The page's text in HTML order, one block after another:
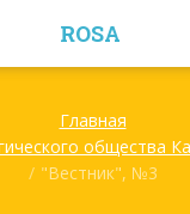
ROSA
Главная
общества
"Вестник", №3